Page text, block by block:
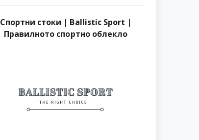
Спортни стоки | Ballistic Sport |
Правилното спортно облекло